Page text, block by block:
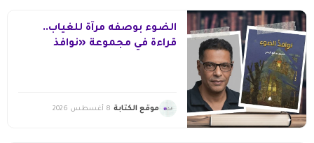
الضوء بوصفه مرآة للغياب..
قراءة في مجموعة «نوافذ
موقع الكتابة 8 أغسطس 2026